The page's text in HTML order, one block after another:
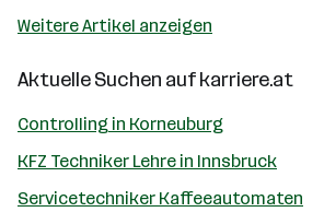
Weitere Artikel anzeigen
Aktuelle Suchen aufkarriere.at
Controlling in Korneuburg
KFZ Techniker Lehre in Innsbruck
Servicetechniker Kaffeeautomaten